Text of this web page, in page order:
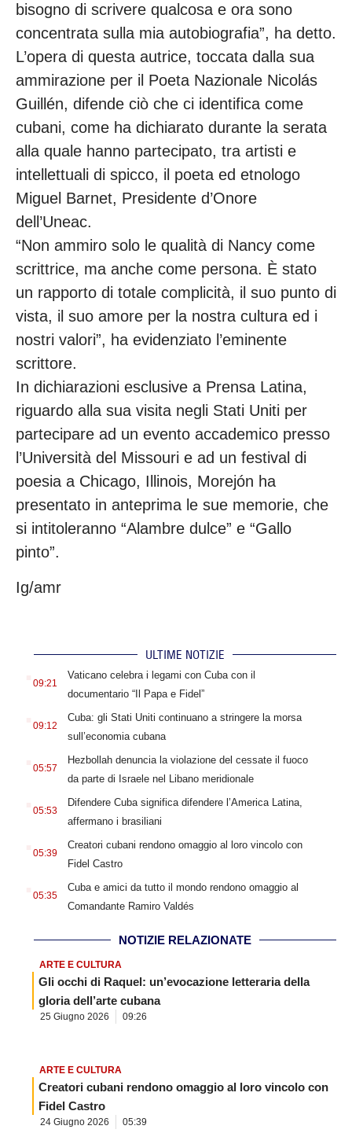
bisogno di scrivere qualcosa e ora sono
concentrata sulla mia autobiografia”, ha detto.
L’opera di questa autrice, toccata dalla sua
ammirazione per il Poeta Nazionale Nicolás
Guillén, difende ciò che ci identifica come
cubani, come ha dichiarato durante la serata
alla quale hanno partecipato, tra artisti e
intellettuali di spicco, il poeta ed etnologo
Miguel Barnet, Presidente d’Onore
dell’Uneac.
“Non ammiro solo le qualità di Nancy come
scrittrice, ma anche come persona. È stato
un rapporto di totale complicità, il suo punto di
vista, il suo amore per la nostra cultura ed i
nostri valori”, ha evidenziato l’eminente
scrittore.
In dichiarazioni esclusive a Prensa Latina,
riguardo alla sua visita negli Stati Uniti per
partecipare ad un evento accademico presso
l’Università del Missouri e ad un festival di
poesia a Chicago, Illinois, Morejón ha
presentato in anteprima le sue memorie, che
si intitoleranno “Alambre dulce” e “Gallo
pinto”.
Ig/amr
ULTIME NOTIZIE
09:21
Vaticano celebra i legami con Cuba con il
documentario “Il Papa e Fidel”
09:12
Cuba: gli Stati Uniti continuano a stringere la morsa
sull’economia cubana
05:57
Hezbollah denuncia la violazione del cessate il fuoco
da parte di Israele nel Libano meridionale
05:53
Difendere Cuba significa difendere l’America Latina,
affermano i brasiliani
05:39
Creatori cubani rendono omaggio al loro vincolo con
Fidel Castro
05:35
Cuba e amici da tutto il mondo rendono omaggio al
Comandante Ramiro Valdés
NOTIZIE RELAZIONATE
ARTE E CULTURA
Gli occhi di Raquel: un’evocazione letteraria della
gloria dell’arte cubana
25 Giugno 2026 09:26
ARTE E CULTURA
Creatori cubani rendono omaggio al loro vincolo con
Fidel Castro
24 Giugno 2026 05:39